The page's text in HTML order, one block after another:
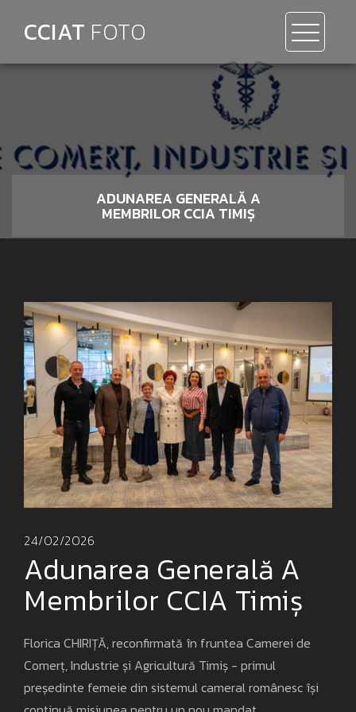
CCIAT FOTO
ADUNAREA GENERALĂ A
MEMBRILOR CCIA TIMIȘ
24/02/2026
Adunarea Generală A
Membrilor CCIA Timiș
Florica CHIRIȚĂ, reconfirmată în fruntea Camerei de
Comerț, Industrie și Agricultură Timiș - primul
președinte femeie din sistemul cameral românesc își